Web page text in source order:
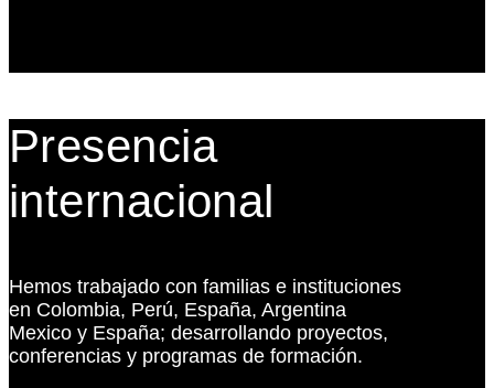
Presencia
internacional
Hemos trabajado con familias e instituciones
en Colombia, Perú, España, Argentina
Mexico y España; desarrollando proyectos,
conferencias y programas de formación.